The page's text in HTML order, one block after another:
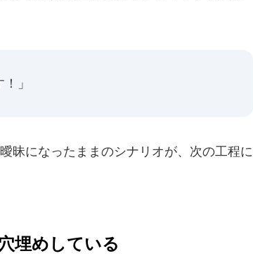
」
昧になったままのシナリオが、次の工程に
埋めしている